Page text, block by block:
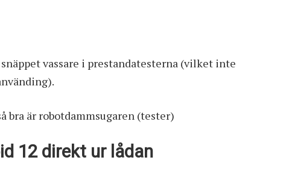
snäppet vassare i prestandatesterna (vilket inte
bra är robotdammsugaren (tester)
12 direkt ur lådan